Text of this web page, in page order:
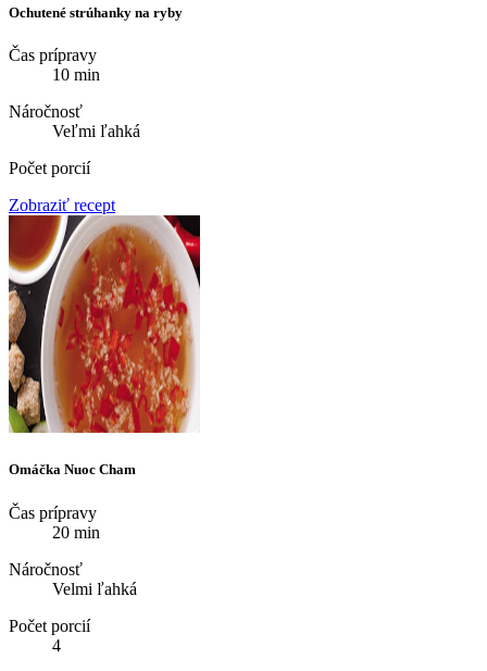
Ochutené strúhanky na ryby
Čas prípravy
10 min
Náročnosť
Veľmi ľahká
Počet porcií
Zobraziť recept
Omáčka Nuoc Cham
Čas prípravy
20 min
Náročnosť
Velmi ľahká
Počet porcií
4